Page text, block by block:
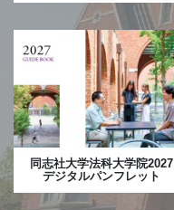
同志社大学法科大学院2027
デジタルパンフレット